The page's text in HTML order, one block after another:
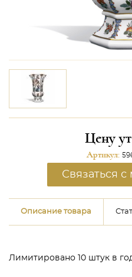
Цену
Артикул:
Связаться
Описание товара
Лимитировано 10 штук в